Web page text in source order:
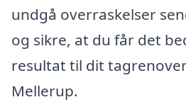
undgå overraskelser
og sikre, at du får det
resultat til dit
Mellerup.